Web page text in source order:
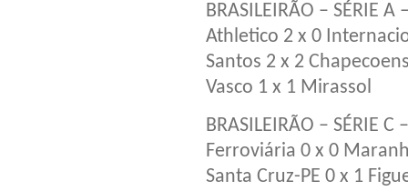
BRASILEIRÃO – SÉRIE A
Athletico 2 x 0
Santos 2 x 2
Vasco 1 x 1 Mirassol
BRASILEIRÃO – SÉRIE C
Ferroviária 0 x 0
Santa Cruz-PE 0 x 1